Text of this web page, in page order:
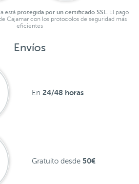
está protegida por un certificado SSL. El pago
Cajamar con los protocolos de seguridad más
eficientes
Envíos
En 24/48 horas
Gratuito desde 50€